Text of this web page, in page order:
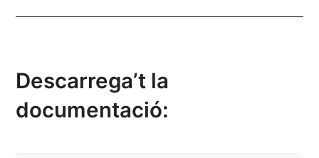
Descarrega’t la
documentació: